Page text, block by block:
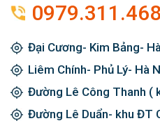
0979.311.468
Đại Cương- Kim Bảng-
Liêm Chính- Phủ Lý- Hà
Đường Lê Công Thanh (
Đường Lê Duẩn- khu ĐT